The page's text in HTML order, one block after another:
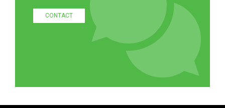
CONTACT